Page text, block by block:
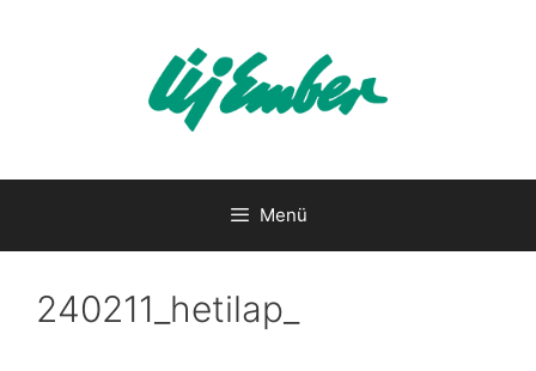
Menü
240211_hetilap_